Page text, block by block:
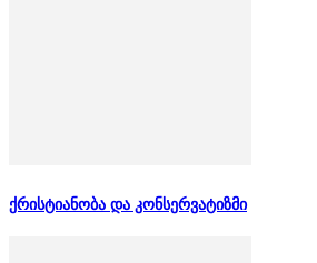
ქრისტიანობა და კონსერვატიზმი